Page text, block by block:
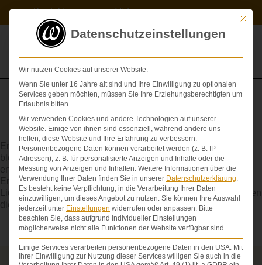
springen
Kontakt Videos
Meningitis
Entzündung der Hirn- oder Rückenmarkshaut. Schon bei
bloßem Verdacht auf M. muss eine notfallmäßige Einweisung
erfolgen, da es sich um eine potentiell lebensbedrohliche
Erkrankung handelt. Keinesfalls darf die gebotene
Liquordiagnostik unterbleiben. Therapieverzögerungen können
die
Prognoseentscheidend verschlechtern.
Mit
Datenschutzeinstellungen
Wir nutzen Cookies auf unserer Website.
Wenn Sie unter 16 Jahre alt sind und Ihre Einwilligung zu optionalen
Services geben möchten, müssen Sie Ihre Erziehungsberechtigten um
Erlaubnis bitten.
Wir verwenden Cookies und andere Technologien auf unserer
Website. Einige von ihnen sind essenziell, während andere uns
helfen, diese Website und Ihre Erfahrung zu verbessern.
Personenbezogene Daten können verarbeitet werden (z. B. IP-
Adressen), z. B. für personalisierte Anzeigen und Inhalte oder die
Messung von Anzeigen und Inhalten. Weitere Informationen über die
Verwendung Ihrer Daten finden Sie in unserer Datenschutzerklärung.
Es besteht keine Verpflichtung, in die Verarbeitung Ihrer Daten
einzuwilligen, um dieses Angebot zu nutzen. Sie können Ihre Auswahl
jederzeit unter Einstellungen widerrufen oder anpassen. Bitte
beachten Sie, dass aufgrund individueller Einstellungen
möglicherweise nicht alle Funktionen der Website verfügbar sind.
Einige Services verarbeiten personenbezogene Daten in den USA. Mit
Ihrer Einwilligung zur Nutzung dieser Services willigen Sie auch in die